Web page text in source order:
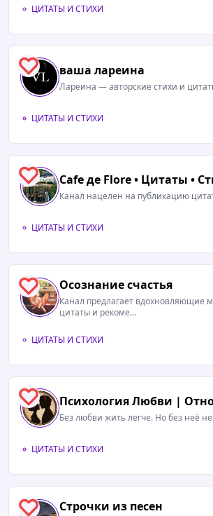
ЦИТАТЫ И СТИХИ
1 ваша лареина
ЦИТАТЫ И СТИХИ
0 Cafe дe Flore • Цитаты •
Канал нацелен на публикацию
ЦИТАТЫ И СТИХИ
2 Осознание счастья
Канал предлагает вдохновляющие
цитаты и рекоме...
ЦИТАТЫ И СТИХИ
1 Психология Любви |
Без любви жить легче. Но без неё
ЦИТАТЫ И СТИХИ
0 Строчки из песен